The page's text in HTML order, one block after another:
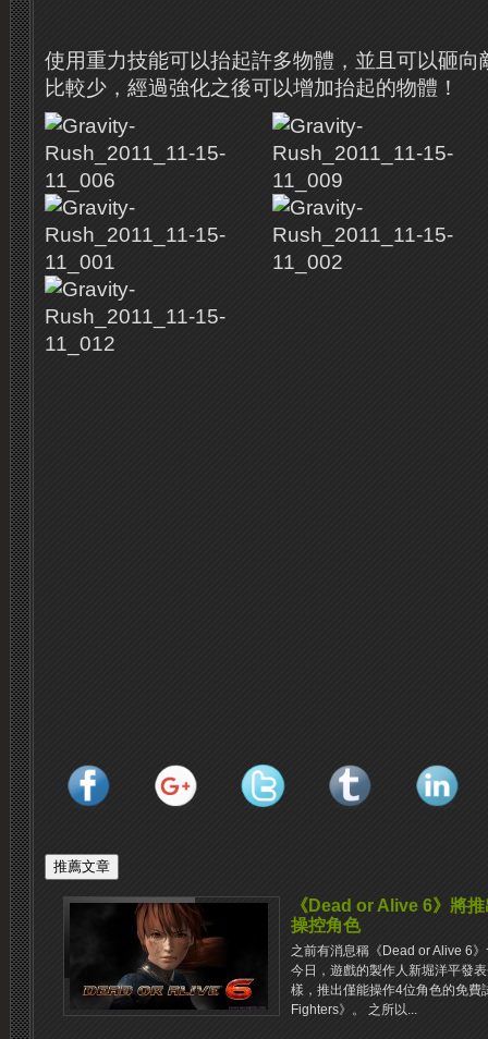
使用重力技能可以抬起許多物體，並且可以砸向
比較少，經過強化之後可以增加抬起的物體！
《Dead or Alive 6》將
操控角色
之前有消息稱《Dead or Alive 6
今日，遊戲的製作人新堀洋平發
樣，推出僅能操作4位角色的免
Fighters》。 之所以...